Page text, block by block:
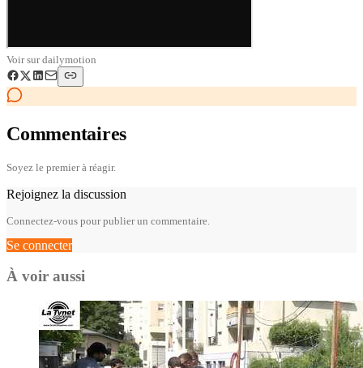
Voir surdailymotion
Commentaires
Soyez le premier à réagir.
Rejoignez la discussion
Connectez-vous pour publier un commentaire.
Se connecter
À voir aussi